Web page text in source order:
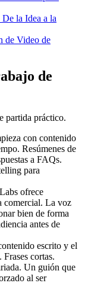
la Idea a la
de Video de
de
partida práctico.
con contenido
Resúmenes de
a FAQs.
para
ofrece
comercial. La voz
bien de forma
antes de
escrito y el
cortas.
Un guión que
al ser